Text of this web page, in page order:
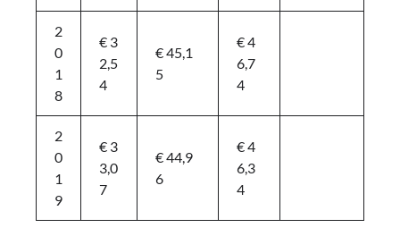
2
0
1
8
€ 3
2,5
4
€ 45,1
5
€ 4
6,7
4
2
0
1
9
€ 3
3,0
7
€ 44,9
6
€ 4
6,3
4